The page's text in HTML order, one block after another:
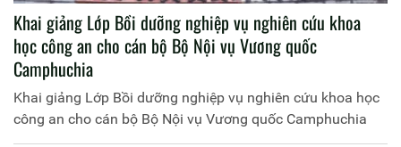
Khai giảng Lớp Bồi dưỡng nghiệp vụ nghiên cứu khoa
học công an cho cán bộ Bộ Nội vụ Vương quốc
Camphuchia
Khai giảng Lớp Bồi dưỡng nghiệp vụ nghiên cứu khoa học
công an cho cán bộ Bộ Nội vụ Vương quốc Camphuchia